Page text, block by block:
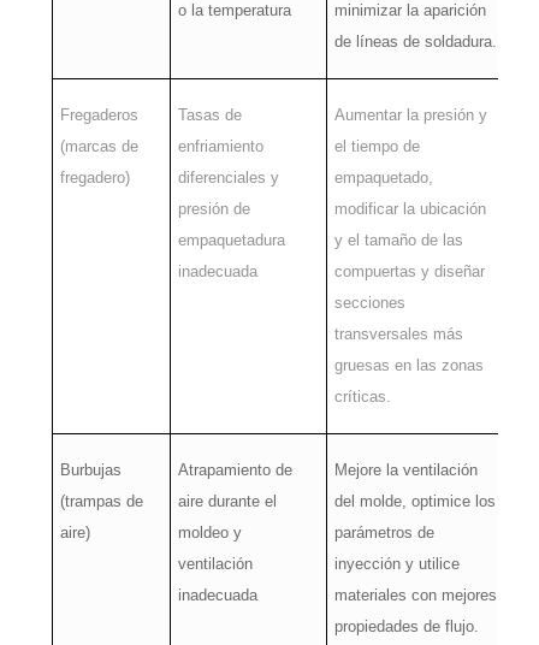
o la temperatura
minimizar la aparición
de líneas de soldadura.
Fregaderos
(marcas de
fregadero)
Tasas de
enfriamiento
diferenciales y
presión de
empaquetadura
inadecuada
Aumentar la presión y
el tiempo de
empaquetado,
modificar la ubicación
y el tamaño de las
compuertas y diseñar
secciones
transversales más
gruesas en las zonas
críticas.
Burbujas
(trampas de
aire)
Atrapamiento de
aire durante el
moldeo y
ventilación
inadecuada
Mejore la ventilación
del molde, optimice los
parámetros de
inyección y utilice
materiales con mejores
propiedades de flujo.